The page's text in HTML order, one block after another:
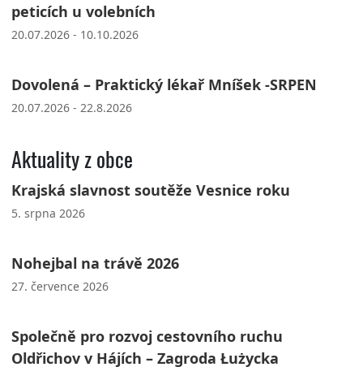
peticích u volebních
20.07.2026 - 10.10.2026
Dovolená – Praktický lékař Mníšek -SRPEN
20.07.2026 - 22.8.2026
Aktuality z obce
Krajská slavnost soutěže Vesnice roku
5. srpna 2026
Nohejbal na trávě 2026
27. července 2026
Společně pro rozvoj cestovního ruchu
Oldřichov v Hájích – Zagroda Łużycka